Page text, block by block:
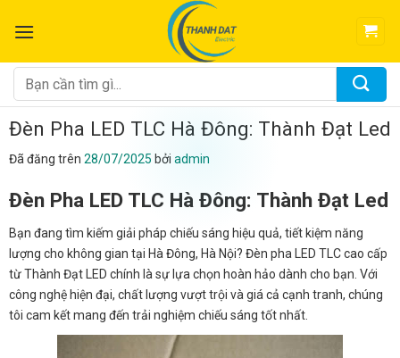
đến
dung
Tìm
kiếm:
Đèn Pha LED TLC Hà Đông: Thành Đạt Led
Đã đăng trên 28/07/2025 bởi admin
Đèn Pha LED TLC Hà Đông: Thành Đạt Led
Bạn đang tìm kiếm giải pháp chiếu sáng hiệu quả, tiết kiệm năng
lượng cho không gian tại Hà Đông, Hà Nội? Đèn pha LED TLC cao cấp
từ Thành Đạt LED chính là sự lựa chọn hoàn hảo dành cho bạn. Với
công nghệ hiện đại, chất lượng vượt trội và giá cả cạnh tranh, chúng
tôi cam kết mang đến trải nghiệm chiếu sáng tốt nhất.